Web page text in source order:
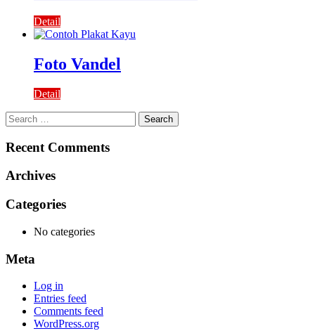
Detail
Foto Vandel
Detail
Search
for:
Recent Comments
Archives
Categories
No categories
Meta
Log in
Entries feed
Comments feed
WordPress.org